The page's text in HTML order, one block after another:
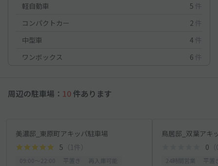
軽自動車
5 件
コンパクトカー
2 件
中型車
4 件
ワンボックス
6 件
周辺の駐車場： 10 件あります
美濃邸_東原町アキッパ駐車場
5 （1件）
鳥居邸_双葉アキ
0